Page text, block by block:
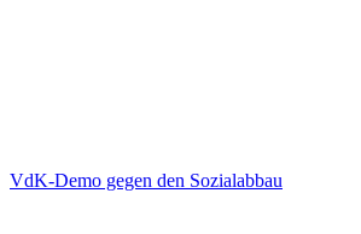
VdK-Demo gegen den Sozialabbau